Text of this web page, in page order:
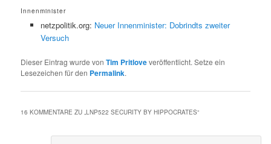
Innenminister
netzpolitik.org: Neuer Innenminister: Dobrindts zweiter
Versuch
Dieser Eintrag wurde vonTim Pritloveveröffentlicht. Setze ein
Lesezeichen für den Permalink.
16 KOMMENTARE ZU „LNP522 SECURITY BY HIPPOCRATES“